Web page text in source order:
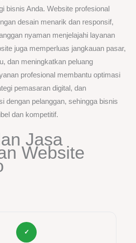
bisnis Anda. Website profesional
desain menarik dan responsif,
nyaman menjelajahi layanan
juga memperluas jangkauan pasar,
dan meningkatkan peluang
profesional membantu optimasi
pemasaran digital, dan
dengan pelanggan, sehingga bisnis
dan kompetitif.
Jasa
Website
✓